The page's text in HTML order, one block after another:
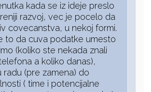
kada se iz ideje preslo
razvoj, vec je pocelo da
covecanstva, u nekoj formi.
to da cuva podatke umesto
(koliko ste nekada znali
a koliko danas),
radu (pre zamena) do
( time i potencijalne